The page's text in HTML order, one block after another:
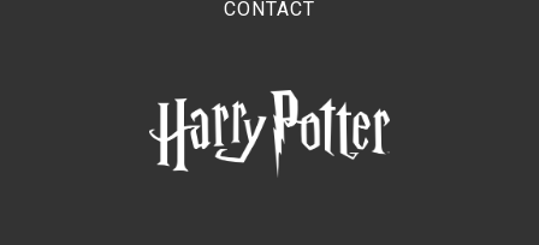
CONTACT